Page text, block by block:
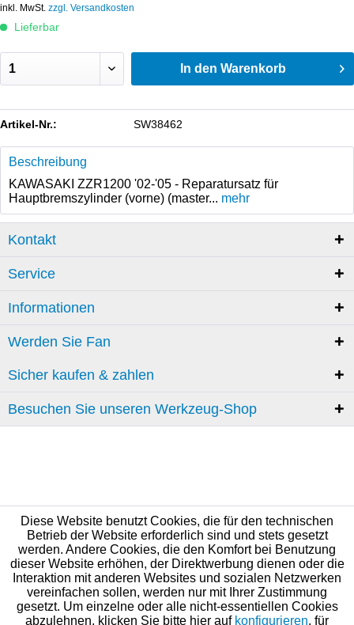
inkl. MwSt. zzgl. Versandkosten
Lieferbar
In den Warenkorb
Artikel-Nr.: SW38462
Beschreibung
KAWASAKI ZZR1200 '02-'05 - Reparatursatz für
Hauptbremszylinder (vorne) (master... mehr
Kontakt
Service
Informationen
Werden Sie Fan
Sicher kaufen & zahlen
Besuchen Sie unseren Werkzeug-Shop
Diese Website benutzt Cookies, die für den technischen
Betrieb der Website erforderlich sind und stets gesetzt
werden. Andere Cookies, die den Komfort bei Benutzung
dieser Website erhöhen, der Direktwerbung dienen oder die
Interaktion mit anderen Websites und sozialen Netzwerken
vereinfachen sollen, werden nur mit Ihrer Zustimmung
gesetzt. Um einzelne oder alle nicht-essentiellen Cookies
abzulehnen, klicken Sie bitte hier auf konfigurieren, für